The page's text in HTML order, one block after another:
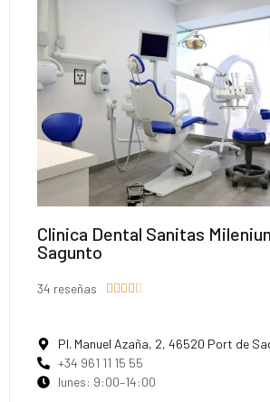
Clinica Dental Sanitas
Sagunto
34 reseñas     
Pl. Manuel Azaña, 2, 46520 Port de
+34 961 11 15 55
lunes: 9:00–14:00